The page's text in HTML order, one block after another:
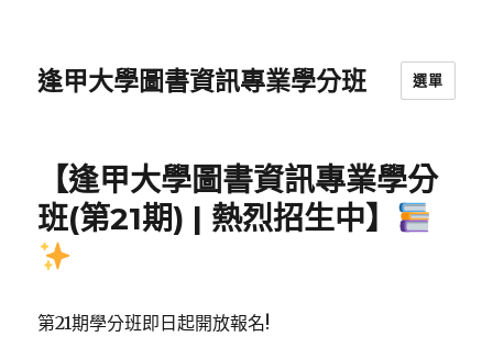
逢甲大學圖書資訊專業學分班 選單
【逢甲大學圖書資訊專業學分
班(第21期) | 熱烈招生中】
第21期學分班即日起開放報名!